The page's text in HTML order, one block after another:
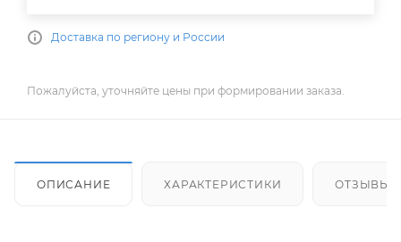
Доставка по региону и России
Пожалуйста, уточняйте цены при формировании заказа.
ОПИСАНИЕ ХАРАКТЕРИСТИКИ ОТЗЫВЫ